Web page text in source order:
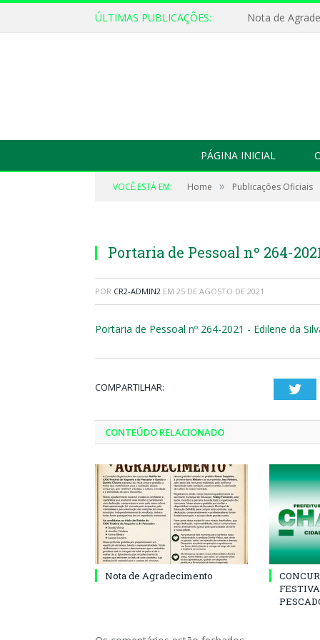
ÚLTIMAS PUBLICAÇÕES: Nota de
PÁGINA INICIAL
VOCÊ ESTÁ EM: Home » Publicações Oficiais
Portaria de Pessoal nº 264-
POR CR2-ADMIN2 EM 25 DE AGOSTO DE 2021
Portaria de Pessoal nº 264-2021 - Edilene da
COMPARTILHAR:
CONTEÚDO RELACIONADO
Nota de Agradecimento